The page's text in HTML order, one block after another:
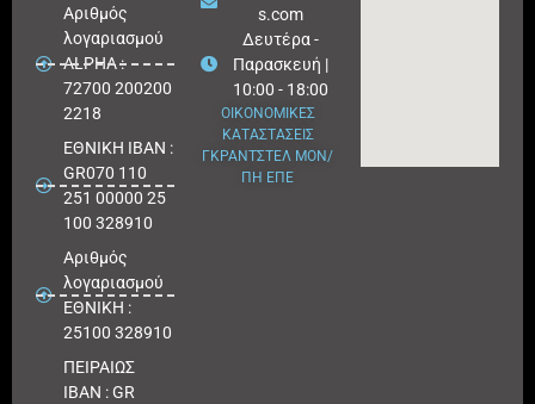
Aριθμός
λογαριασμού
ALPHA :
72700 200200
2218
ΕΘΝΙΚΗ ΙΒΑΝ :
GR070 110
251 00000 25
100 328910
Αριθμός
λογαριασμού
ΕΘΝΙΚΗ :
25100 328910
ΠΕΙΡΑΙΩΣ
IBAN : GR
s.com
Δευτέρα -
Παρασκευή |
10:00 - 18:00
ΟΙΚΟΝΟΜΙΚΕΣ
ΚΑΤΑΣΤΑΣΕΙΣ
ΓΚΡΑΝΤΣΤΕΛ ΜΟΝ/
ΠΗ ΕΠΕ